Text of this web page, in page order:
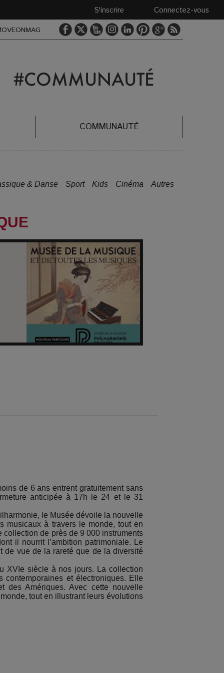
Connectez-vous
S'inscrire
COMMUNAUTÉ
& Danse Sport Kids Cinéma Autres
de 6 ans entrent gratuitement sans
anticipée à 17h le 24 et le 31
le Musée dévoile la nouvelle
musicaux à travers le monde, tout en
de près de 9 000 instruments
il nourrit l’ambition patrimoniale. Le
de vue de la rareté que de la diversité
XVIe siècle à nos jours. La collection
contemporaines et électroniques. Elle
des Amériques. Avec cette nouvelle
tout en illustrant leurs évolutions